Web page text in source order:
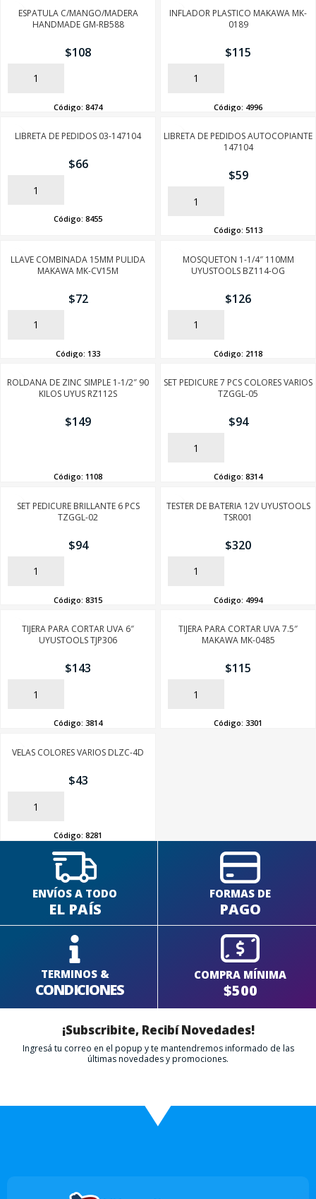
ESPATULA C/MANGO/MADERA
HANDMADE GM-RB588
$108
AÑADIR
Código: 8474
INFLADOR PLASTICO MAKAWA MK-
0189
$115
AÑADIR
Código: 4996
LIBRETA DE PEDIDOS 03-147104
$66
AÑADIR
Código: 8455
LIBRETA DE PEDIDOS AUTOCOPIANTE
147104
$59
AÑADIR
Código: 5113
LLAVE COMBINADA 15MM PULIDA
MAKAWA MK-CV15M
$72
AÑADIR
Código: 133
MOSQUETON 1-1/4″ 110MM
UYUSTOOLS BZ114-OG
$126
AÑADIR
Código: 2118
ROLDANA DE ZINC SIMPLE 1-1/2″ 90
KILOS UYUS RZ112S
$149
Código: 1108
SET PEDICURE 7 PCS COLORES VARIOS
TZGGL-05
$94
AÑADIR
Código: 8314
SET PEDICURE BRILLANTE 6 PCS
TZGGL-02
$94
AÑADIR
Código: 8315
TESTER DE BATERIA 12V UYUSTOOLS
TSR001
$320
AÑADIR
Código: 4994
TIJERA PARA CORTAR UVA 6″
UYUSTOOLS TJP306
$143
AÑADIR
Código: 3814
TIJERA PARA CORTAR UVA 7.5″
MAKAWA MK-0485
$115
AÑADIR
Código: 3301
VELAS COLORES VARIOS DLZC-4D
$43
AÑADIR
Código: 8281
ENVÍOS A TODO
EL PAÍS
FORMAS DE
PAGO
TERMINOS &
CONDICIONES
COMPRA MÍNIMA
$500
¡Subscribite, Recibí Novedades!
Ingresá tu correo en el popup y te mantendremos informado de las
últimas novedades y promociones.
FINALIZÁ TU COMPRA